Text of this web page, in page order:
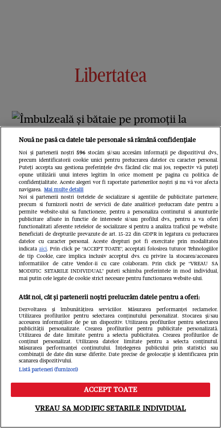
Libertatea
Îmbulzeală și bătaie pe promoții la
deschiderea magazinului lui Călin
Donca din București. O femeie a fost
luată cu ambulanța
Imagini emoționante cu
Elena Udrea și fiica ei, la
istoric
Pacific
Meniu Caută
Nouă ne pasă ca datele tale personale să rămână confidențiale
Noi și partenerii noștri 596stocăm și/sau accesăm informații pe dispozitivul dvs.,
precum identificatorii cookie unici pentru prelucrarea datelor cu caracter personal.
Puteți accepta sau gestiona preferințele dvs. făcând clic mai jos, respectiv vă puteți
opune utilizării unui interes legitim în orice moment pe pagina cu politica de
confidențialitate. Aceste alegeri vor fi raportate partenerilor noștri și nu vă vor afecta
navigarea. Mai multe detalii
Noi si partenerii nostri (retelele de socializare si agentiile de publicitate partenere,
precum si furnizorii nostri de servicii de date analitice) prelucram date pentru a
permite website-ului sa functioneze, pentru a personaliza continutul si anunturile
publicitare afisate in functie de interesele si/sau profilul dvs., pentru a va oferi
functionalitati aferente retelelor de socializare si pentru a analiza traficul pe website.
Beneficiati de drepturile prevazute de art. 15-22 din GDPR in legatura cu prelucrarea
datelor cu caracter personal. Aceste drepturi pot fi exercitate prin modalitatea
indicataaici. Prin click pe “ACCEPT TOATE”, acceptati folosirea tuturor Tehnologiilor
de tip Cookie, care implica inclusiv acceptul dvs. cu privire la stocarea/accesarea
informatiilor de catre Vendor-ii cu care colaboram. Prin click pe “VREAU SA
MODIFIC SETARILE INDIVIDUAL” puteti schimba preferintele in mod individual,
mai putin cele legate de cookie strict necesare pentru functionarea website-ului.
Atât noi, cât și partenerii noștri prelucrăm datele pentru a oferi:
Dezvoltarea și îmbunătățirea serviciilor. Măsurarea performanței reclamelor.
Utilizarea profilurilor pentru selectarea conținutului personalizat. Stocarea și/sau
accesarea informațiilor de pe un dispozitiv. Utilizarea profilurilor pentru selectarea
publicității personalizate. Crearea profilurilor pentru publicitate personalizată.
Utilizarea de date limitate pentru a selecta publicitatea. Crearea profilurilor de
conținut personalizat. Utilizarea datelor limitate pentru a selecta conținutul.
Măsurarea performanței conținutului. Înțelegerea publicului prin statistici sau
combinații de date din surse diferite. Date precise de geolocație și identificarea prin
scanarea dispozitivului.
Listă parteneri (furnizori)
ACCEPT TOATE
VREAU SA MODIFIC SETARILE INDIVIDUAL